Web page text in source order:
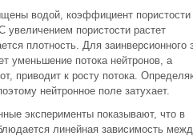
водой, коэффициент пористости
пористости растет
плотность. Для заинверсионного
уменьшение потока нейтронов, а
приводит к росту потока.
нейтронное поле затухает.
эксперименты показывают, что в
линейная зависимость